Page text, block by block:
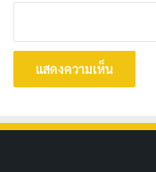
เดี่ยวสเปเ
เดี่ยวสเปเชียล: